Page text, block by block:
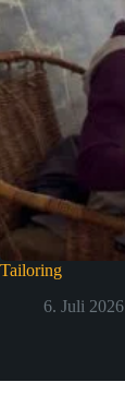
Tailoring
6. Juli 2026